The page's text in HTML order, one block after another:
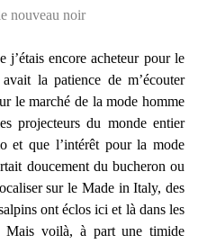
nouveau noir
j’étais encore acheteur pour le
la patience de m’écouter
le marché de la mode homme
projecteurs du monde entier
et que l’intérêt pour la mode
doucement du bucheron ou
sur le Made in Italy, des
ont éclos ici et là dans les
Mais voilà, à part une timide